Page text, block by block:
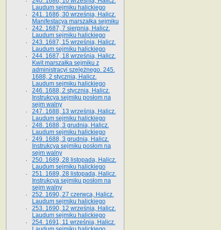
Laudum sejmiku halickiego
241. 1686, 30 września, Halicz.
Manifestacya marszałka sejmiku
242. 1687, 7 sierpnia, Halicz.
Laudum sejmiku halickiego
243. 1687, 15 września, Halicz.
Laudum sejmiku halickiego
244. 1687, 18 września, Halicz.
Kwit marszałka sejmiku z
administracyi szelężnego. 245.
1688, 2 stycznia, Halicz.
Laudum sejmiku halickiego
246. 1688, 2 stycznia, Halicz.
Instrukcya sejmiku posłom na
sejm walny
247. 1688, 13 września, Halicz.
Laudum sejmiku halickiego
248. 1688, 3 grudnia, Halicz.
Laudum sejmiku halickiego
249. 1688, 3 grudnia, Halicz.
Instrukcya sejmiku posłom na
sejm walny
250. 1689, 28 listopada, Halicz.
Laudum sejmiku halickiego
251. 1689, 28 listopada, Halicz.
Instrukcya sejmiku posłom na
sejm walny
252. 1690, 27 czerwca, Halicz.
Laudum sejmiku halickiego
253. 1690, 12 września, Halicz.
Laudum sejmiku halickiego
254. 1691, 11 września, Halicz.